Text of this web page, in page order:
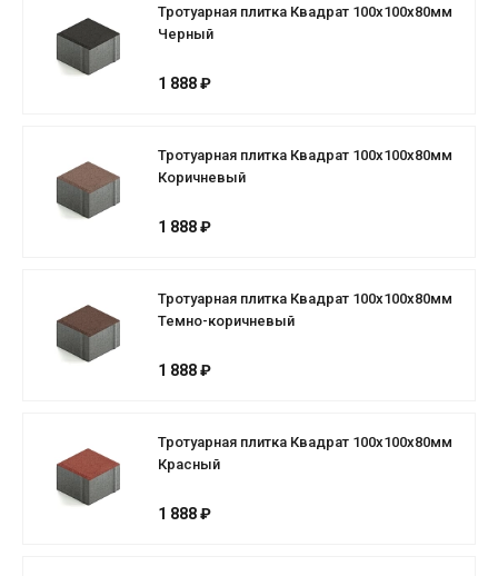
Тротуарная плитка Квадрат 100х100х80мм
Черный
1 888 ₽
Тротуарная плитка Квадрат 100х100х80мм
Коричневый
1 888 ₽
Тротуарная плитка Квадрат 100х100х80мм
Темно-коричневый
1 888 ₽
Тротуарная плитка Квадрат 100х100х80мм
Красный
1 888 ₽